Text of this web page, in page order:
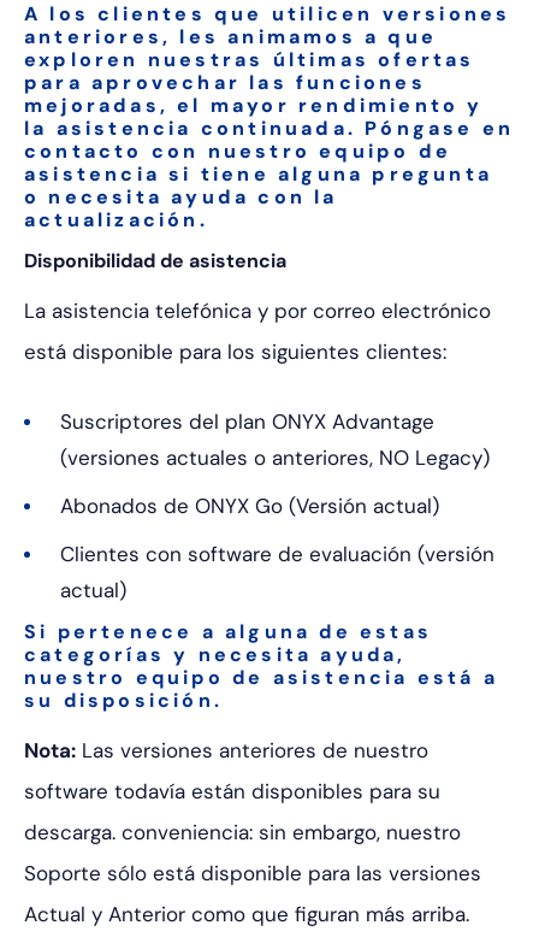
A los clientes que utilicen versiones
anteriores, les animamos a que
exploren nuestras últimas ofertas
para aprovechar las funciones
mejoradas, el mayor rendimiento y
la asistencia continuada. Póngase en
contacto con nuestro equipo de
asistencia si tiene alguna pregunta
o necesita ayuda con la
actualización.
Disponibilidad de asistencia
La asistencia telefónica y por correo electrónico
está disponible para los siguientes clientes:
Suscriptores del plan ONYX Advantage
(versiones actuales o anteriores, NO Legacy)
Abonados de ONYX Go (Versión actual)
Clientes con software de evaluación (versión
actual)
Si pertenece a alguna de estas
categorías y necesita ayuda,
nuestro equipo de asistencia está a
su disposición.
Nota: Las versiones anteriores de nuestro
software todavía están disponibles para su
descarga. conveniencia: sin embargo, nuestro
Soporte sólo está disponible para las versiones
Actual y Anterior como que figuran más arriba.